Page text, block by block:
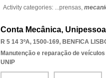
Activity categories: ...prensas,
Conta Mecânica,
R 5 14 3ºA, 1500-169, BENFICA
Manutenção e reparação de
UNIP